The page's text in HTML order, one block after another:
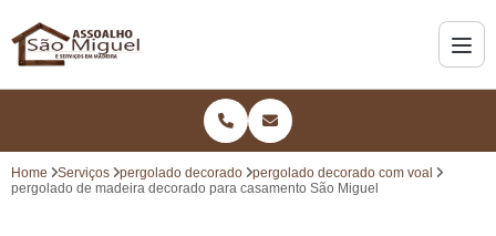
Home Serviços pergolado decorado
pergolado decorado com voal
pergolado de madeira decorado para casamento São Miguel